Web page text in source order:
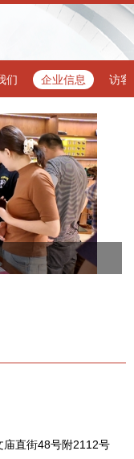
们 企业信息 访客
庙直街48号附2112号